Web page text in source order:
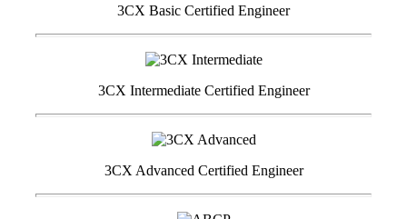
3CX Basic Certified Engineer
3CX Intermediate Certified Engineer
3CX Advanced Certified Engineer